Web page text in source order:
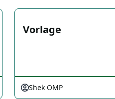
Vorlage
Shek OMP